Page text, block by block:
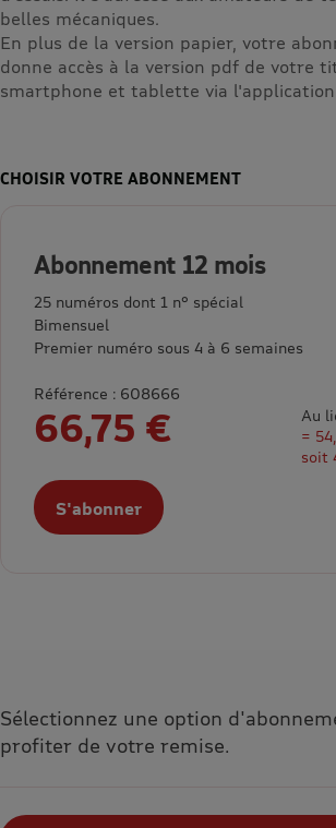
belles mécaniques.
En plus de la version papier, votre
donne accès à la version pdf de votre
smartphone et tablette via l'application
CHOISIR VOTRE ABONNEMENT
Abonnement 12 mois
25 numéros dont 1 n° spécial
Bimensuel
Premier numéro sous 4 à 6 semaines
Référence : 608666
66,75 €
Au
=
soit
S'abonner
Sélectionnez une option
profiter de votre remise.